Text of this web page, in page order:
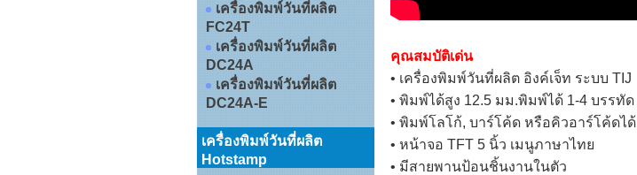
เครื่องพิมพ์วันที่ผลิต
FC24T
เครื่องพิมพ์วันที่ผลิต
DC24A
เครื่องพิมพ์วันที่ผลิต
DC24A-E
เครื่องพิมพ์วันที่ผลิต
Hotstamp
คุณสมบัติเด่น
• เครื่องพิมพ์วันที่ผลิต อิงค์เจ็ท ระบบ TIJ
• พิมพ์ได้สูง 12.5 มม.พิมพ์ได้ 1-4 บรรทัด
• พิมพ์โลโก้, บาร์โค้ด หรือคิวอาร์โค้ดได้
• หน้าจอ TFT 5 นิ้ว เมนูภาษาไทย
• มีสายพานป้อนชิ้นงานในตัว